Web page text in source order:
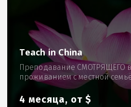
Teach in China
Преподавание СМОТРЯЩЕГО в
проживанием с местной
4 месяца, от $